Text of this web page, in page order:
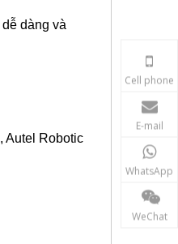
dễ dàng và
, Autel Robotic
Cell phone
E-mail
WhatsApp
WeChat